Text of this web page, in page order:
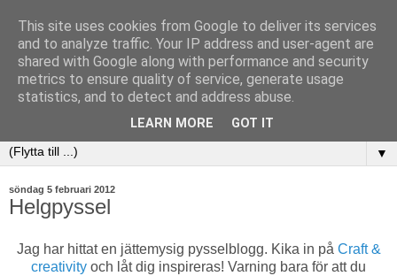
▼
söndag 5 februari 2012
Helgpyssel
Jag har hittat en jättemysig pysselblogg. Kika in på Craft &
creativity och låt dig inspireras! Varning bara för att du
This site uses cookies from Google to deliver its services
and to analyze traffic. Your IP address and user-agent are
shared with Google along with performance and security
metrics to ensure quality of service, generate usage
statistics, and to detect and address abuse.
LEARN MORE GOT IT